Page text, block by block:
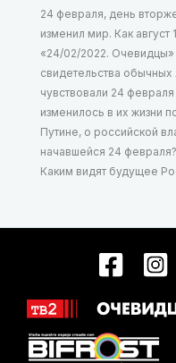
24 февраля, день
изменил мир. Как август
«24/02/2022.
свидетельства
чувствовали 24
изменилось в их жизни
Путине, о российской
начавшейся 24
Каким видят будущее